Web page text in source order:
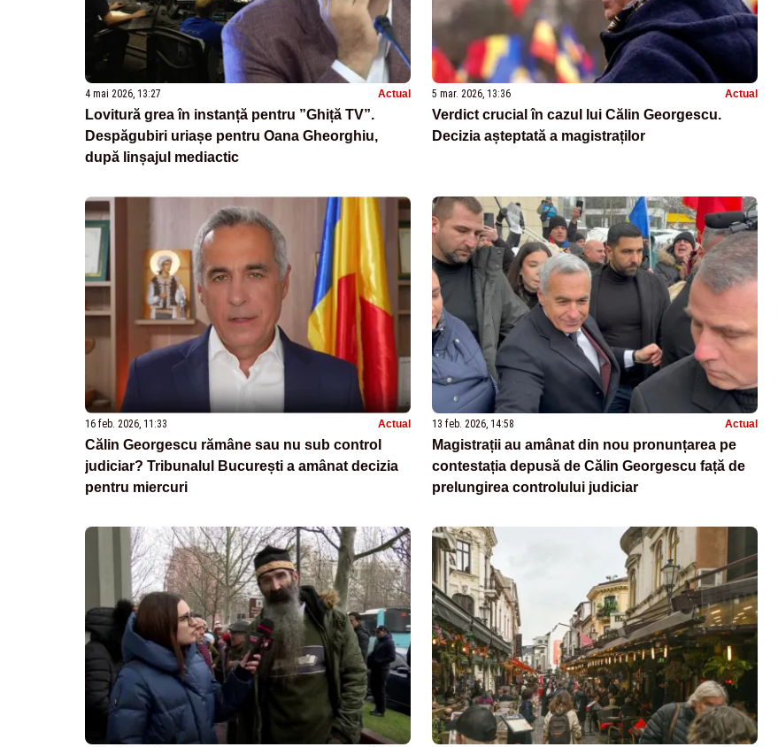
4 mai 2026, 13:27 Actual
Lovitură grea în instanță pentru ”Ghiță TV”.
Despăgubiri uriașe pentru Oana Gheorghiu,
după linșajul mediactic
5 mar. 2026, 13:36 Actual
Verdict crucial în cazul lui Călin Georgescu.
Decizia așteptată a magistraților
16 feb. 2026, 11:33 Actual
Călin Georgescu rămâne sau nu sub control
judiciar? Tribunalul București a amânat decizia
pentru miercuri
13 feb. 2026, 14:58 Actual
Magistrații au amânat din nou pronunțarea pe
contestația depusă de Călin Georgescu față de
prelungirea controlului judiciar